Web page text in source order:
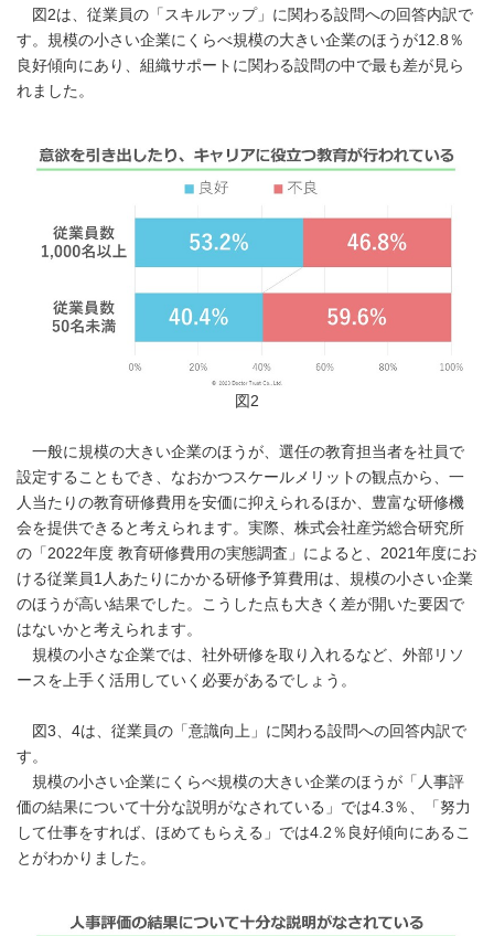
図2は、従業員の「スキルアップ」に関わる設問への回答内訳で
す。規模の小さい企業にくらべ規模の大きい企業のほうが12.8％
良好傾向にあり、組織サポートに関わる設問の中で最も差が見ら
れました。
図2
一般に規模の大きい企業のほうが、選任の教育担当者を社員で
設定することもでき、なおかつスケールメリットの観点から、一
人当たりの教育研修費用を安価に抑えられるほか、豊富な研修機
会を提供できると考えられます。実際、株式会社産労総合研究所
の「2022年度 教育研修費用の実態調査」によると、2021年度にお
ける従業員1人あたりにかかる研修予算費用は、規模の小さい企業
のほうが高い結果でした。こうした点も大きく差が開いた要因で
はないかと考えられます。
規模の小さな企業では、社外研修を取り入れるなど、外部リソ
ースを上手く活用していく必要があるでしょう。
図3、4は、従業員の「意識向上」に関わる設問への回答内訳で
す。
規模の小さい企業にくらべ規模の大きい企業のほうが「人事評
価の結果について十分な説明がなされている」では4.3％、「努力
して仕事をすれば、ほめてもらえる」では4.2％良好傾向にあるこ
とがわかりました。